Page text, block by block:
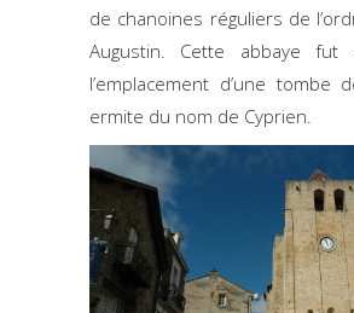
de chanoines réguliers de
Augustin. Cette abbaye fut
l’emplacement d’une tombe
ermite du nom de Cyprien.